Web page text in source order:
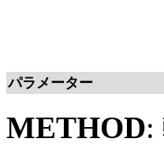
パラメーター
METHOD: